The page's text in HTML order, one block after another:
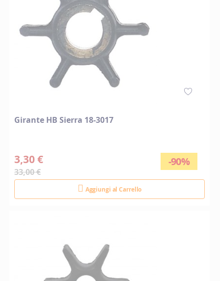
Girante HB Sierra 18-3017
-90%
3,30 €
33,00 €
Aggiungi al Carrello